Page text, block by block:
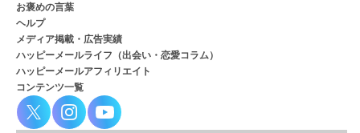
お褒めの言葉
ヘルプ
メディア掲載・広告実績
ハッピーメールライフ（出会い・恋愛コラム）
ハッピーメールアフィリエイト
コンテンツ一覧